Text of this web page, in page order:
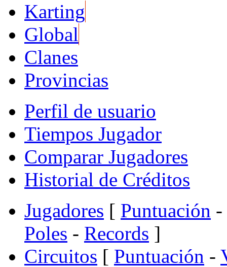
Karting
Global
Clanes
Provincias
Perfil de usuario
Tiempos Jugador
Comparar Jugadores
Historial de Créditos
Jugadores [ Puntuación -
Poles - Records ]
Circuitos [ Puntuación -